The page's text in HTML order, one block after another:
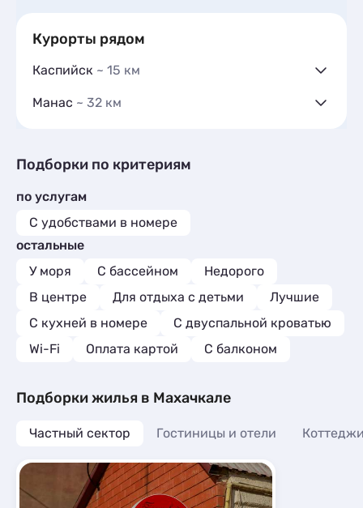
Курорты рядом
Каспийск ~ 15 км
Частный сектор
Квартиры посуточно 189
Мини-отели
Манас ~ 32 км
Гостиницы и отели 3
Базы отдыха
Апартаменты 2
Мини-отели
Подборки по критериям
по услугам
С удобствами в номере
остальные
У моря
С бассейном
Недорого
В центре
Для отдыха с детьми
Лучшие
C кухней в номере
С двуспальной кроватью
Wi-Fi
Оплата картой С балконом
Подборки жилья в Махачкале
Частный сектор Гостиницы и отели